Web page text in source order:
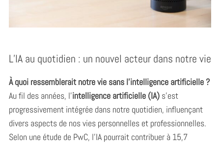
L’IA au quotidien : un nouvel acteur dans notre vie
À quoi ressemblerait notre vie sans l’intelligence artificielle ?
Au fil des années, l’intelligence artificielle (IA)s’est
progressivement intégrée dans notre quotidien, influençant
divers aspects de nos vies personnelles et professionnelles.
Selon une étude de PwC, l’IA pourrait contribuer à 15,7